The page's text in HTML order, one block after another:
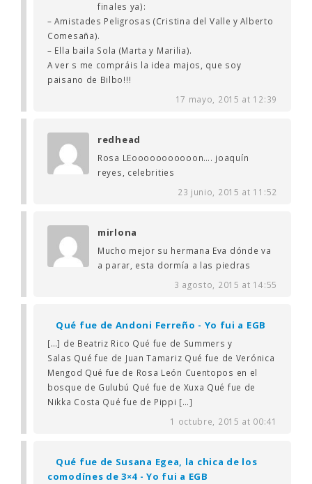
finales ya):
– Amistades Peligrosas (Cristina del Valle y Alberto
Comesaña).
– Ella baila Sola (Marta y Marilia).
A ver s me compráis la idea majos, que soy
paisano de Bilbo!!!
17 mayo, 2015 at 12:39
redhead
Rosa LEooooooooooon…. joaquín
reyes, celebrities
23 junio, 2015 at 11:52
mirlona
Mucho mejor su hermana Eva dónde va
a parar, esta dormía a las piedras
3 agosto, 2015 at 14:55
Qué fue de Andoni Ferreño - Yo fui a EGB
[…] de Beatriz Rico Qué fue de Summers y
Salas Qué fue de Juan Tamariz Qué fue de Verónica
Mengod Qué fue de Rosa León Cuentopos en el
bosque de Gulubú Qué fue de Xuxa Qué fue de
Nikka Costa Qué fue de Pippi […]
1 octubre, 2015 at 00:41
Qué fue de Susana Egea, la chica de los
comodínes de 3×4 - Yo fui a EGB